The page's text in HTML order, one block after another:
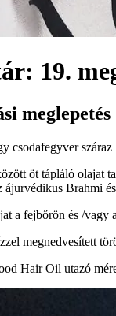
19.
csodafegyver száraz
öt tápláló olajat
Brahmi
a fejbőrön és /vagy
megnedvesített
Hair Oil utazó